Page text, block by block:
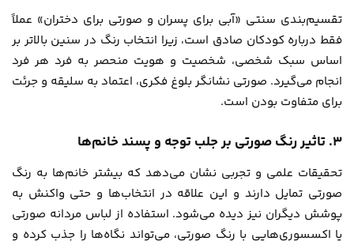
تقسیم‌بندی سنتی «آبی برای پسران و صورتی برای دختران» عملاً
فقط درباره کودکان صادق است، زیرا انتخاب رنگ در سنین بالاتر بر
اساس سبک شخصی، شخصیت و هویت منحصر به فرد هر فرد
انجام می‌گیرد. صورتی نشانگر بلوغ فکری، اعتماد به سلیقه و جرئت
برای متفاوت بودن است.
3. تاثیر رنگ صورتی بر جلب توجه و پسند خانم‌ها
تحقیقات علمی و تجربی نشان می‌دهد که بیشتر خانم‌ها به رنگ
صورتی تمایل دارند و این علاقه در انتخاب‌ها و حتی واکنش به
پوشش دیگران نیز دیده می‌شود. استفاده از لباس مردانه صورتی
یا اکسسوری‌هایی با رنگ صورتی، می‌تواند نگاه‌ها را جذب کرده و